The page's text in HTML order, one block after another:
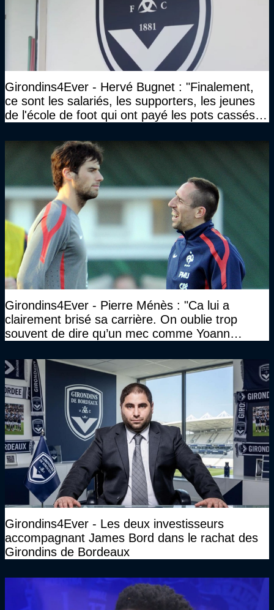
Girondins4Ever - Hervé Bugnet : "Finalement,
ce sont les salariés, les supporters, les jeunes
de l'école de foot qui ont payé les pots cassés
Girondins4Ever - Pierre Ménès : "Ca lui a
clairement brisé sa carrière. On oublie trop
souvent de dire qu’un mec comme Yoann
Girondins4Ever - Les deux investisseurs
accompagnant James Bord dans le rachat des
Girondins de Bordeaux